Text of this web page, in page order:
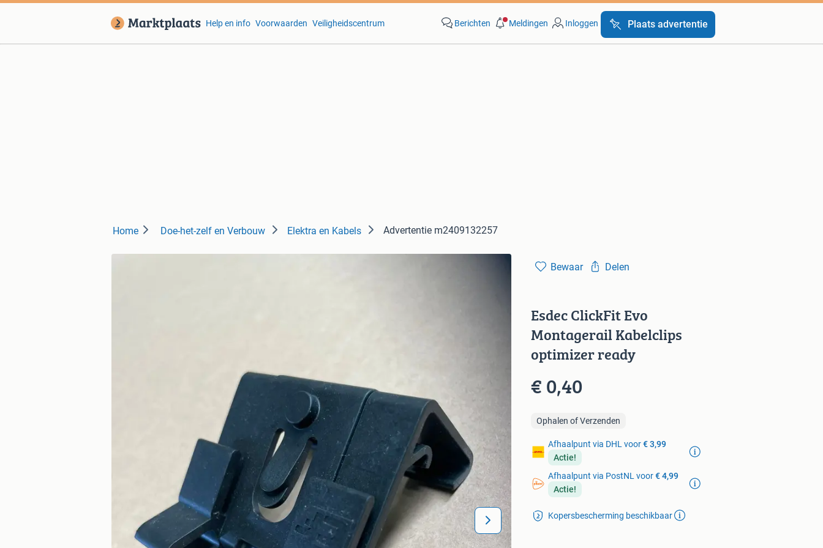
Help en info Voorwaarden Veiligheidscentrum Berichten Meldingen Inloggen Plaats advertentie
Home Doe-het-zelf en Verbouw Elektra en Kabels Advertentie m2409132257
Bewaar Delen
Esdec ClickFit Evo
Montagerail Kabelclips
optimizer ready
€ 0,40
Ophalen of Verzenden
Afhaalpunt via DHL voor€ 3,99
Actie!
Afhaalpunt via PostNL voor€ 4,99
Actie!
Kopersbescherming beschikbaar